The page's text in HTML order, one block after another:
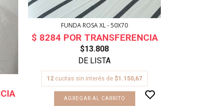
FUNDA ROSA XL - 50X70
$13.808
12 cuotas sin interés de $1.150,67